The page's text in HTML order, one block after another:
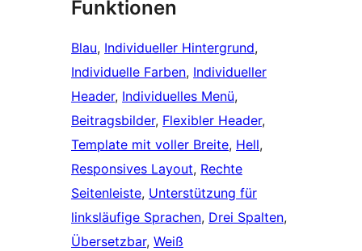
Funktionen
Blau, Individueller Hintergrund
Individuelle Farben, Individueller
Header, Individuelles Menü
Beitragsbilder, Flexibler Header
Template mit voller Breite, Hell
Responsives Layout, Rechte
Seitenleiste, Unterstützung für
linksläufige Sprachen, Drei Spalten
Übersetzbar, Weiß